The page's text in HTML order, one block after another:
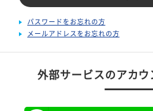
パスワードをお忘れの方
メールアドレスをお忘れの方
外部サービスのアカウ